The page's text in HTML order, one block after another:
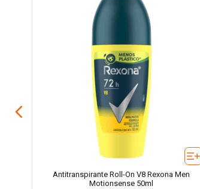
Antitranspirante Roll-On V8 Rexona Men
Motionsense 50ml